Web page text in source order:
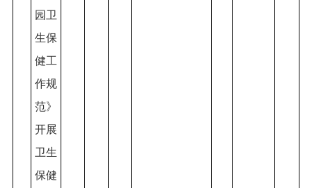
园卫
生保
健工
作规
范》
开展
卫生
保健